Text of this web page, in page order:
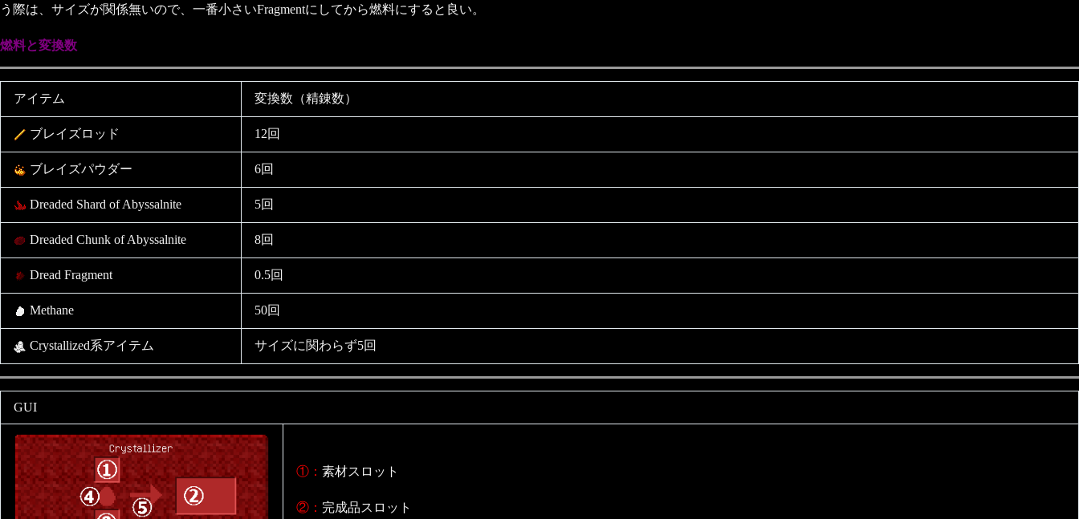
う際は、サイズが関係無いので、一番小さいFragmentにしてから燃料にすると良い。
燃料と変換数
アイテム 変換数（精錬数）
ブレイズロッド 12回
ブレイズパウダー 6回
Dreaded Shard of Abyssalnite 5回
Dreaded Chunk of Abyssalnite 8回
Dread Fragment 0.5回
Methane 50回
Crystallized系アイテム サイズに関わらず5回
GUI
①： 素材スロット
②： 完成品スロット